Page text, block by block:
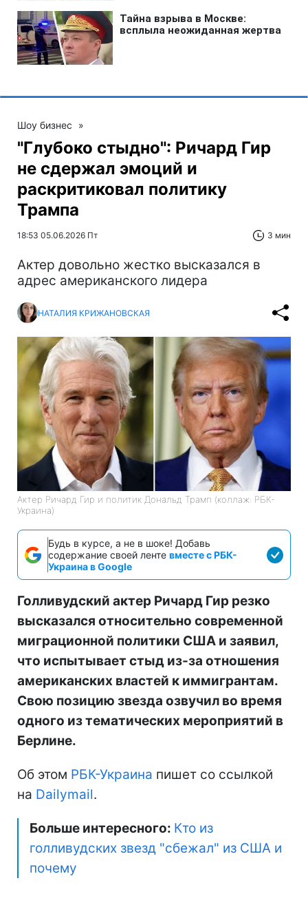
Шоу бизнес »
"Глубоко стыдно": Ричард Гир
не сдержал эмоций и
раскритиковал политику
Трампа
18:53 05.06.2026 Пт 3 мин
Актер довольно жестко высказался в
адрес американского лидера
НАТАЛИЯ КРИЖАНОВСКАЯ
Актер Ричард Гир и политик Дональд Трамп (коллаж: РБК-
Украина)
Будь в курсе, а не в шоке! Добавь
содержание своей ленте вместе с РБК-
Украина в Google
Голливудский актер Ричард Гир резко
высказался относительно современной
миграционной политики США и заявил,
что испытывает стыд из-за отношения
американских властей к иммигрантам.
Свою позицию звезда озвучил во время
одного из тематических мероприятий в
Берлине.
Об этом РБК-Украина пишет со ссылкой
на Dailymail.
Больше интересного: Кто из
голливудских звезд "сбежал" из США и
почему